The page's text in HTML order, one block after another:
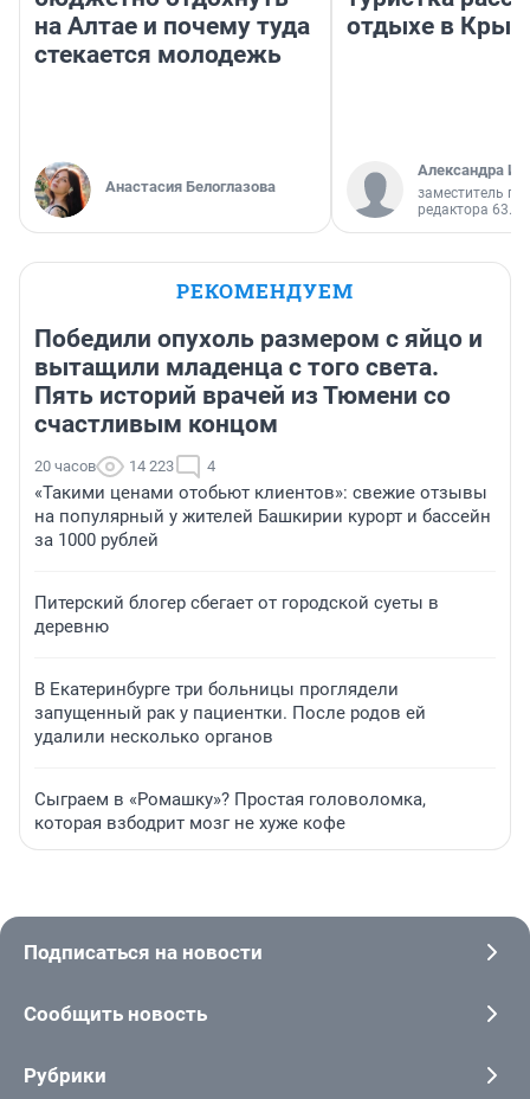
на Алтае и почему туда
стекается молодежь
Анастасия Белоглазова
отдыхе в
Александра
заместитель
редактора 63.RU
РЕКОМЕНДУЕМ
Победили опухоль размером с яйцо и
вытащили младенца с того света.
Пять историй врачей из Тюмени со
счастливым концом
20 часов 14 223 4
«Такими ценами отобьют клиентов»: свежие отзывы
на популярный у жителей Башкирии курорт и бассейн
за 1000 рублей
Питерский блогер сбегает от городской суеты в
деревню
В Екатеринбурге три больницы проглядели
запущенный рак у пациентки. После родов ей
удалили несколько органов
Сыграем в «Ромашку»? Простая головоломка,
которая взбодрит мозг не хуже кофе
Подписаться на новости
Сообщить новость
Рубрики